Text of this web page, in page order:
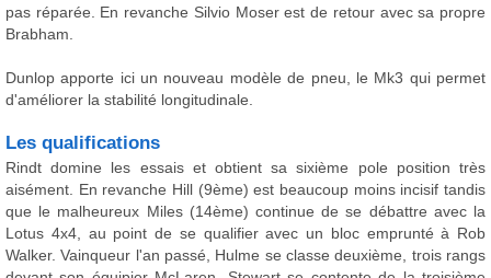
pas réparée. En revanche Silvio Moser est de retour avec sa propre
Brabham.
Dunlop apporte ici un nouveau modèle de pneu, le Mk3 qui permet
d'améliorer la stabilité longitudinale.
Les qualifications
Rindt domine les essais et obtient sa sixième pole position très
aisément. En revanche Hill (9ème) est beaucoup moins incisif tandis
que le malheureux Miles (14ème) continue de se débattre avec la
Lotus 4x4, au point de se qualifier avec un bloc emprunté à Rob
Walker. Vainqueur l'an passé, Hulme se classe deuxième, trois rangs